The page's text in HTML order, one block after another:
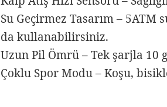
Su Geçirmez Tasarım – 5ATM
da kullanabilirsiniz.
Uzun Pil Ömrü – Tek şarjla 10
Çoklu Spor Modu – Koşu,